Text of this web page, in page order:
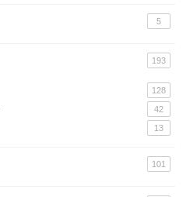
5
193
128
42
13
101